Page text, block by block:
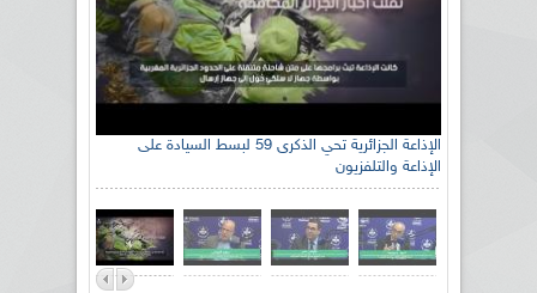
الإذاعة الجزائرية تحي الذكرى 59 لبسط السيادة على
الإذاعة والتلفزيون